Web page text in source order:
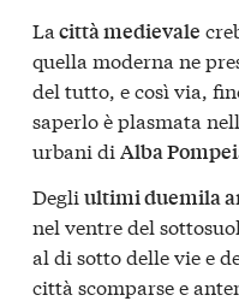
La città medievale
quella moderna ne
del tutto, e così via,
saperlo è plasmata
urbani di Alba
Degli ultimi duemila
nel ventre del
al di sotto delle vie e
città scomparse e